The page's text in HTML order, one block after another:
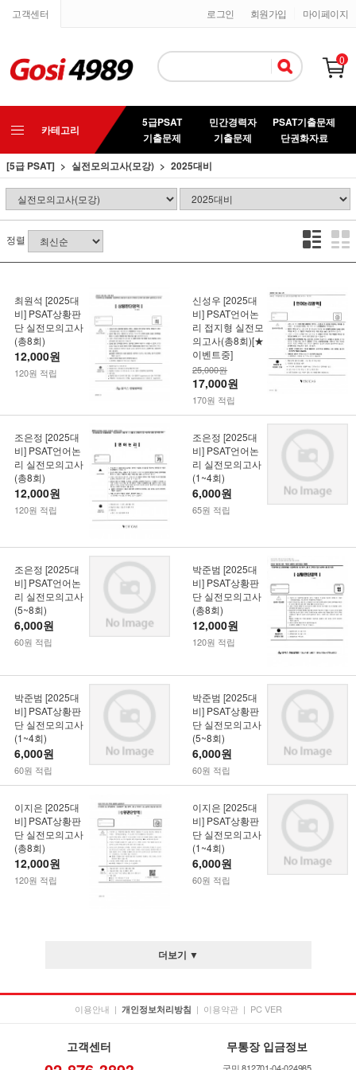
고객센터 마이페이지
회원가입
로그인
0
카테고리
5급PSAT
기출문제
민간경력자
기출문제
PSAT기출문제
단권화자료
[5급 PSAT]
실전모의고사(모강) 2025대비
정렬
최원석 [2025대
비] PSAT상황판
단 실전모의고사
(총8회)
12,000원
120원 적립
신성우 [2025대
비] PSAT언어논
리 접지형 실전모
의고사(총8회)[★
이벤트중]
25,000원
17,000원
170원 적립
조은정 [2025대
비] PSAT언어논
리 실전모의고사
(총8회)
12,000원
120원 적립
조은정 [2025대
비] PSAT언어논
리 실전모의고사
(1~4회)
6,000원
65원 적립
조은정 [2025대
비] PSAT언어논
리 실전모의고사
(5~8회)
6,000원
60원 적립
박준범 [2025대
비] PSAT상황판
단 실전모의고사
(총8회)
12,000원
120원 적립
박준범 [2025대
비] PSAT상황판
단 실전모의고사
(1~4회)
6,000원
60원 적립
박준범 [2025대
비] PSAT상황판
단 실전모의고사
(5~8회)
6,000원
60원 적립
이지은 [2025대
비] PSAT상황판
단 실전모의고사
(총8회)
12,000원
120원 적립
이지은 [2025대
비] PSAT상황판
단 실전모의고사
(1~4회)
6,000원
60원 적립
더보기 ▼
이용안내 | 개인정보처리방침 | 이용약관 | PC VER
고객센터 무통장 입금정보